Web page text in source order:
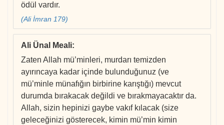
ödül vardır.
(Ali İmran 179)
Ali Ünal Meali:
Zaten Allah mü’minleri, murdarı temizden
ayırıncaya kadar içinde bulunduğunuz (ve
mü’minle münafığın birbirine karıştığı) mevcut
durumda bırakacak değildi ve bırakmayacaktır da.
Allah, sizin hepinizi gaybe vakıf kılacak (size
geleceğinizi gösterecek, kimin mü’min kimin